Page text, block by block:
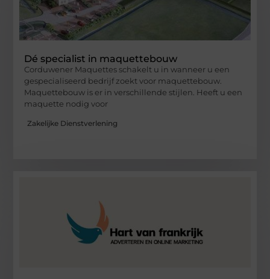
Dé specialist in maquettebouw
Corduwener Maquettes schakelt u in wanneer u een
gespecialiseerd bedrijf zoekt voor maquettebouw.
Maquettebouw is er in verschillende stijlen. Heeft u een
maquette nodig voor
Zakelijke Dienstverlening